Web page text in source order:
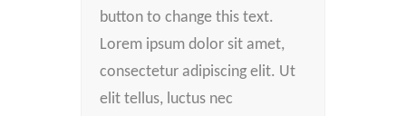
button to change this text.
Lorem ipsum dolor sit amet,
consectetur adipiscing elit. Ut
elit tellus, luctus nec